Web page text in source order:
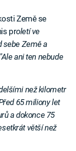
Země se
proletí ve
sebe Země a
ani ten nebude
než kilometr
65 miliony let
a dokonce 75
větší než